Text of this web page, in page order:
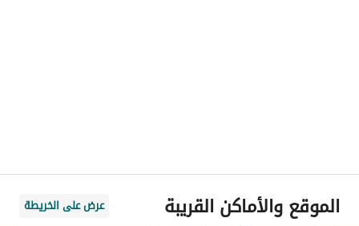
الموقع والأماكن القريبة عرض على الخريطة